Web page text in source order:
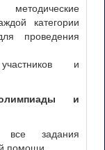
категории
проведения
и
и
задания